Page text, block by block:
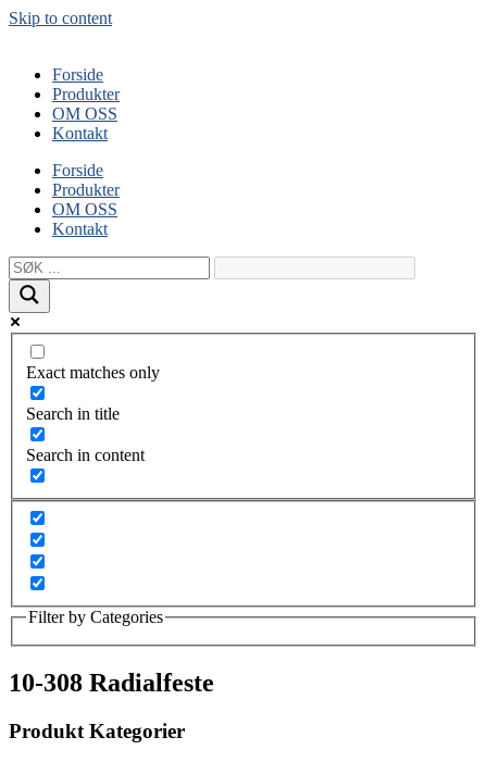
Skip to content
Forside
Produkter
OM OSS
Kontakt
Forside
Produkter
OM OSS
Kontakt
Exact matches only
Search in title
Search in content
Filter by Categories
10-308 Radialfeste
Produkt Kategorier